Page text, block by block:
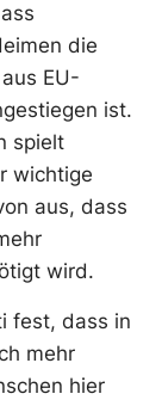
die
EU-
ist.
spielt
wichtige
aus, dass
wird.
fest, dass in
mehr
hier